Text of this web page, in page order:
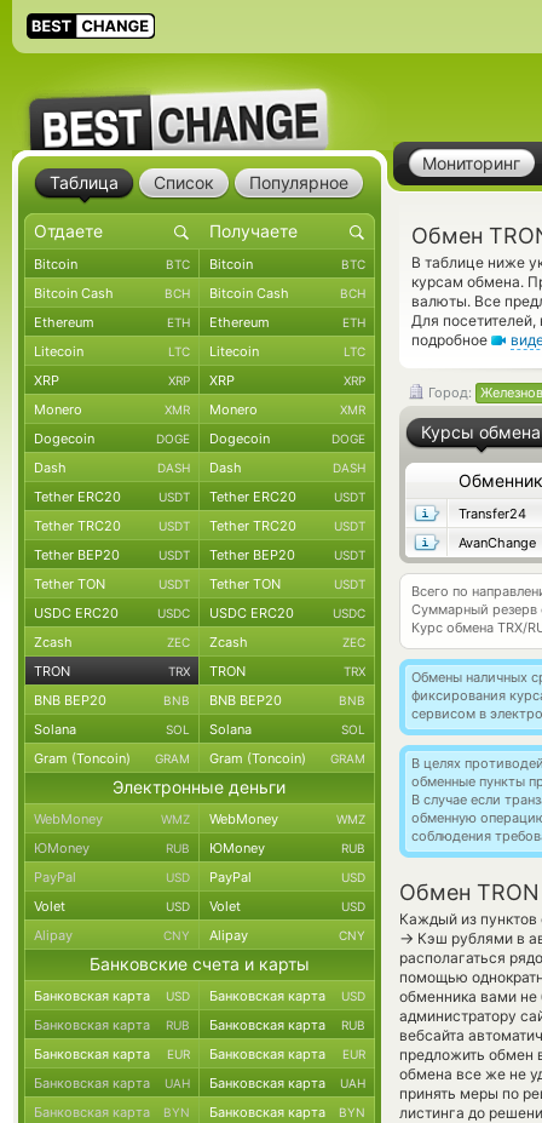
Мониторинг
Обмен
В таблице ниже
курсам обмена.
валюты. Все
Для
подробное
Город:
Курсы обмена
Обменник
Transfer24
AvanChange
Всего по
Суммарный резерв
Курс обмена TRX/
Обмены наличных
фиксирования
сервисом в
В целях
обменные пункты
В случае если
обменную
соблюдения
Обмен TRON
Каждый из пунктов
→ Кэш рублями в
располагаться
помощью
обменника вами не
администратору
вебсайта
предложить обмен
обмена все же не
принять меры по
листинга до
Таблица Список Популярное
Bitcoin BTC Bitcoin BTC
Bitcoin Cash BCH Bitcoin Cash BCH
Ethereum ETH Ethereum ETH
Litecoin LTC Litecoin LTC
XRP XRP XRP XRP
Monero XMR Monero XMR
Dogecoin DOGE Dogecoin DOGE
Dash DASH Dash DASH
Tether ERC20 USDT Tether ERC20 USDT
Tether TRC20 USDT Tether TRC20 USDT
Tether BEP20 USDT Tether BEP20 USDT
Tether TON USDT Tether TON USDT
USDC ERC20 USDC USDC ERC20 USDC
Zcash ZEC Zcash ZEC
TRON TRX TRON TRX
BNB BEP20 BNB BNB BEP20 BNB
Solana SOL Solana SOL
Gram (Toncoin) GRAM Gram (Toncoin) GRAM
Электронные деньги
WebMoney WMZ WebMoney WMZ
ЮMoney RUB ЮMoney RUB
PayPal USD PayPal USD
Volet USD Volet USD
Alipay CNY Alipay CNY
Банковские счета и карты
Банковская карта USD Банковская карта USD
Банковская карта RUB Банковская карта RUB
Банковская карта EUR Банковская карта EUR
Банковская карта UAH Банковская карта UAH
Банковская карта BYN Банковская карта BYN